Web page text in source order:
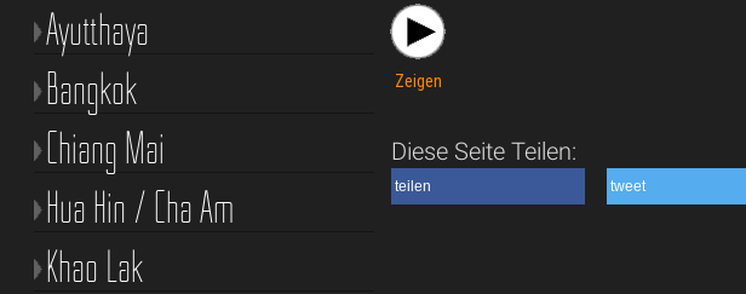
Zeigen
Diese Seite Teilen:
teilen tweet
Ayutthaya
Bangkok
Chiang Mai
Hua Hin / Cha Am
Khao Lak